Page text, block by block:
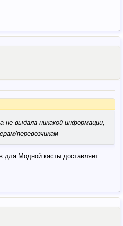
не выдала никакой информации,
перевозчикам
для Модной касты доставляет